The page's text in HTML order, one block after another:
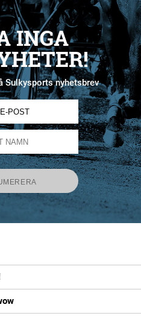
INGA
Sulkysports nyhetsbrev